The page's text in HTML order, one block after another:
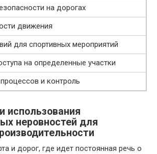
на дорогах
движения
для спортивных мероприятий
на определенные участки
и контроль
использования
неровностей для
и дорог, где идет постоянная речь о